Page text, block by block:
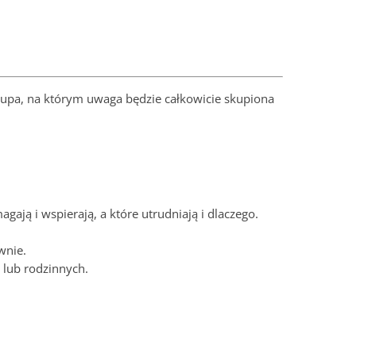
na którym uwaga będzie całkowicie skupiona
i wspierają, a które utrudniają i dlaczego.
lub rodzinnych.